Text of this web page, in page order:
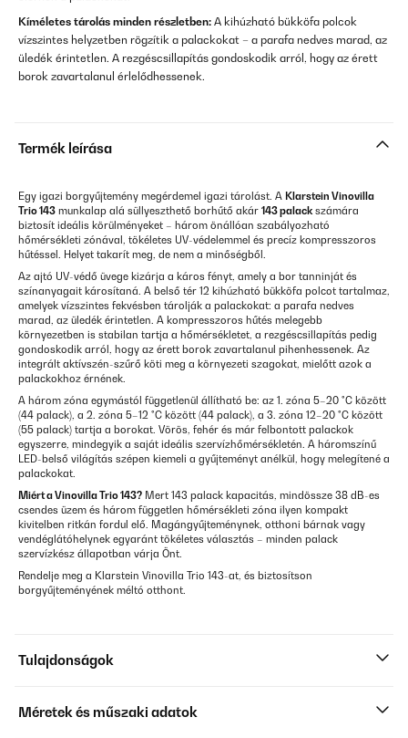
Kíméletes tárolás minden részletben: A kihúzható bükköfa polcok
vízszintes helyzetben rögzítik a palackokat – a parafa nedves marad, az
üledék érintetlen. A rezgéscsillapítás gondoskodik arról, hogy az érett
borok zavartalanul érlelődhessenek.
Termék leírása
Egy igazi borgyűjtemény megérdemel igazi tárolást. A Klarstein Vinovilla
Trio 143 munkalap alá süllyeszthető borhűtő akár 143 palackszámára
biztosít ideális körülményeket – három önállóan szabályozható
hőmérsékleti zónával, tökéletes UV-védelemmel és precíz kompresszoros
hűtéssel. Helyet takarít meg, de nem a minőségből.
Az ajtó UV-védő üvege kizárja a káros fényt, amely a bor tanninját és
színanyagait károsítaná. A belső tér 12 kihúzható bükköfa polcot tartalmaz,
amelyek vízszintes fekvésben tárolják a palackokat: a parafa nedves
marad, az üledék érintetlen. A kompresszoros hűtés melegebb
környezetben is stabilan tartja a hőmérsékletet, a rezgéscsillapítás pedig
gondoskodik arról, hogy az érett borok zavartalanul pihenhessenek. Az
integrált aktívszén-szűrő köti meg a környezeti szagokat, mielőtt azok a
palackokhoz érnének.
A három zóna egymástól függetlenül állítható be: az 1. zóna 5–20 °C között
(44 palack), a 2. zóna 5–12 °C között (44 palack), a 3. zóna 12–20 °C között
(55 palack) tartja a borokat. Vörös, fehér és már felbontott palackok
egyszerre, mindegyik a saját ideális szervízhőmérsékletén. A háromszínű
LED-belső világítás szépen kiemeli a gyűjteményt anélkül, hogy melegítené a
palackokat.
Miért a Vinovilla Trio 143? Mert 143 palack kapacitás, mindössze 38 dB-es
csendes üzem és három független hőmérsékleti zóna ilyen kompakt
kivitelben ritkán fordul elő. Magángyűjteménynek, otthoni bárnak vagy
vendéglátóhelynek egyaránt tökéletes választás – minden palack
szervízkész állapotban várja Önt.
Rendelje meg a Klarstein Vinovilla Trio 143-at, és biztosítson
borgyűjteményének méltó otthont.
Tulajdonságok
Méretek és műszaki adatok